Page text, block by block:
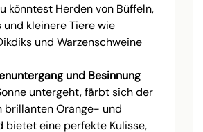
könntest Herden von Büffeln,
und kleinere Tiere wie
und Warzenschweine
und Besinnung
untergeht, färbt sich der
brillanten Orange- und
bietet eine perfekte Kulisse,